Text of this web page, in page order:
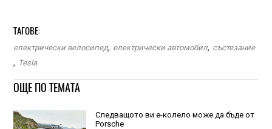
ТАГОВЕ:
електрически велосипед, електрически автомобил, състезание
, Tesla
ОЩЕ ПО ТЕМАТА
Следващото ви е-колело може да бъде от
Porsche